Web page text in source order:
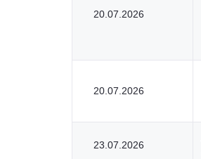
20.07.2026
20.07.2026
23.07.2026